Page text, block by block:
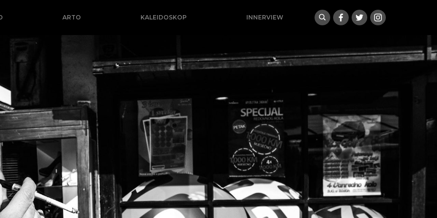
ARTO KALEIDOSKOP INNERVIEW